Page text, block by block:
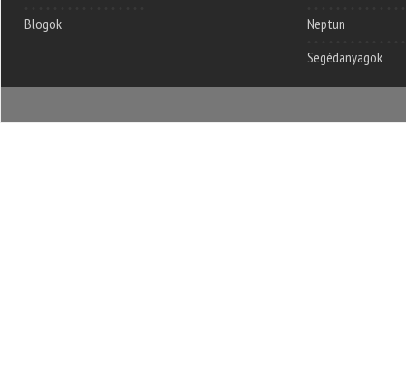
Blogok
Neptun
Segédanyagok